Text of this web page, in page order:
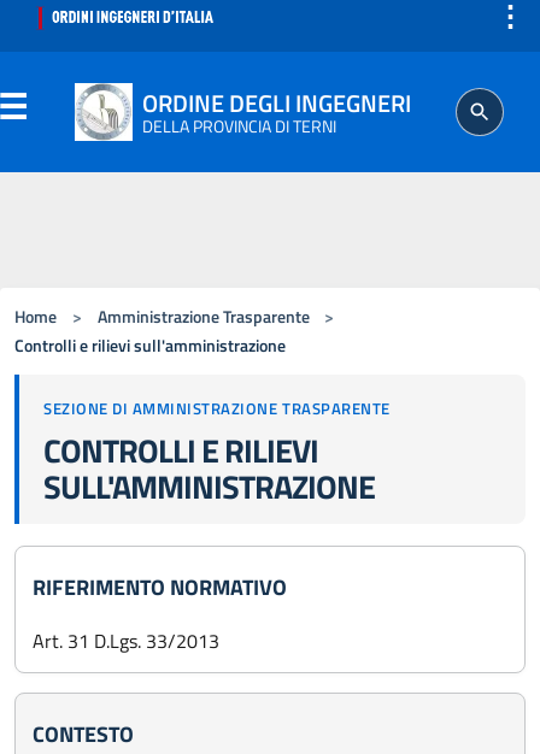
⋮
ORDINE DEGLI INGEGNERI
DELLA PROVINCIA DI TERNI
ISCRITTO
PROFESSIONE
AGGIORNAMENTO PROFESSIONALE
Home > Amministrazione Trasparente
>
Controlli e rilievi sull'amministrazione
SEZIONE DI AMMINISTRAZIONE TRASPARENTE
CONTROLLI E RILIEVI
SULL'AMMINISTRAZIONE
RIFERIMENTO NORMATIVO
Art. 31 D.Lgs. 33/2013
CONTESTO